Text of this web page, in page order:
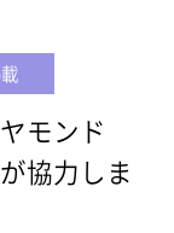
モンド
協力しま